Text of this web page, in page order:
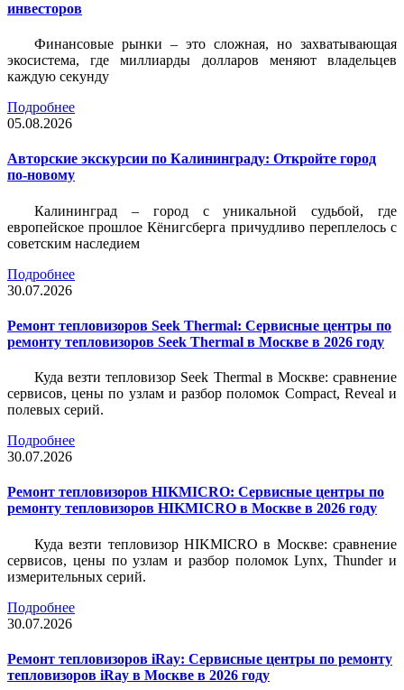
инвесторов
Финансовые рынки – это сложная, но захватывающая
экосистема, где миллиарды долларов меняют владельцев
каждую секунду
Подробнее
05.08.2026
Авторские экскурсии по Калининграду: Откройте город
по-новому
Калининград – город с уникальной судьбой, где
европейское прошлое Кёнигсберга причудливо переплелось с
советским наследием
Подробнее
30.07.2026
Ремонт тепловизоров Seek Thermal: Сервисные центры по
ремонту тепловизоров Seek Thermal в Москве в 2026 году
Куда везти тепловизор Seek Thermal в Москве: сравнение
сервисов, цены по узлам и разбор поломок Compact, Reveal и
полевых серий.
Подробнее
30.07.2026
Ремонт тепловизоров HIKMICRO: Сервисные центры по
ремонту тепловизоров HIKMICRO в Москве в 2026 году
Куда везти тепловизор HIKMICRO в Москве: сравнение
сервисов, цены по узлам и разбор поломок Lynx, Thunder и
измерительных серий.
Подробнее
30.07.2026
Ремонт тепловизоров iRay: Сервисные центры по ремонту
тепловизоров iRay в Москве в 2026 году